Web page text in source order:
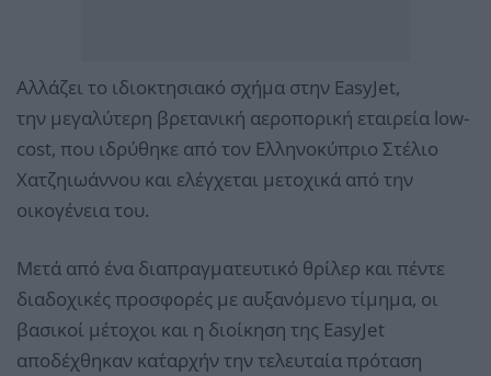
Αλλάζει το ιδιοκτησιακό σχήμα στην EasyJet,
την μεγαλύτερη βρετανική αεροπορική εταιρεία low-
cost, που ιδρύθηκε από τον Ελληνοκύπριο Στέλιο
Χατζηιωάννου και ελέγχεται μετοχικά από την
οικογένεια του.
Μετά από ένα διαπραγματευτικό θρίλερ και πέντε
διαδοχικές προσφορές με αυξανόμενο τίμημα, οι
βασικοί μέτοχοι και η διοίκηση της EasyJet
αποδέχθηκαν κατ΄αρχήν την τελευταία πρόταση